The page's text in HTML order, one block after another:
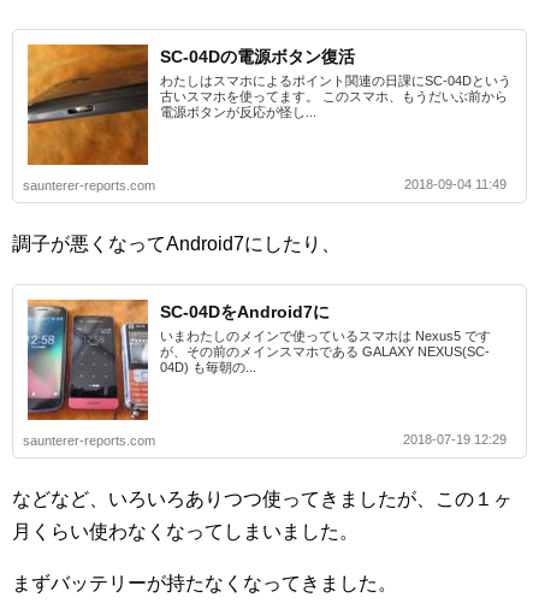
SC-04Dの電源ボタン復活
わたしはスマホによるポイント関連の日課にSC-04Dという
古いスマホを使ってます。 このスマホ、もうだいぶ前から
電源ボタンが反応が怪し...
saunterer-reports.com 2018-09-04 11:49
調子が悪くなってAndroid7にしたり、
SC-04DをAndroid7に
いまわたしのメインで使っているスマホは Nexus5 です
が、その前のメインスマホである GALAXY NEXUS(SC-
04D) も毎朝の...
saunterer-reports.com 2018-07-19 12:29
などなど、いろいろありつつ使ってきましたが、この１ヶ
月くらい使わなくなってしまいました。
まずバッテリーが持たなくなってきました。